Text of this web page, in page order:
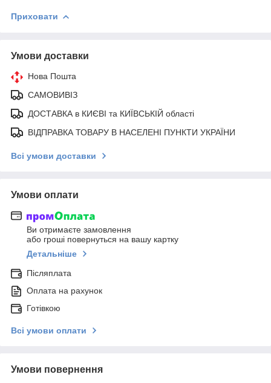
Приховати
Умови доставки
Нова Пошта
САМОВИВІЗ
ДОСТАВКА в КИЄВІ та КИЇВСЬКІЙ області
ВІДПРАВКА ТОВАРУ В НАСЕЛЕНІ ПУНКТИ УКРАЇНИ
Всі умови доставки
Умови оплати
Ви отримаєте замовлення
або гроші повернуться на вашу картку
Детальніше
Післяплата
Оплата на рахунок
Готівкою
Всі умови оплати
Умови повернення